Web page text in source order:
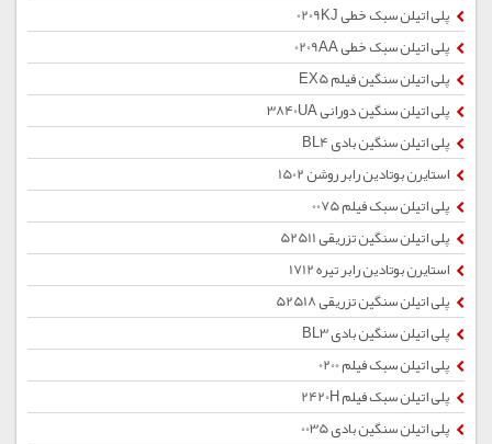
پلی اتیلن سبک خطی 0209KJ
پلی اتیلن سبک خطی 0209AA
پلی اتیلن سنگین فیلم EX5
پلی اتیلن سنگین دورانی 3840UA
پلی اتیلن سنگین بادی BL4
استایرن بوتادین رابر روشن 1502
پلی اتیلن سبک فیلم 0075
پلی اتیلن سنگین تزریقی 52511
استایرن بوتادین رابر تیره 1712
پلی اتیلن سنگین تزریقی 52518
پلی اتیلن سنگین بادی BL3
پلی اتیلن سبک فیلم 0200
پلی اتیلن سبک فیلم 2420H
پلی اتیلن سنگین بادی 0035